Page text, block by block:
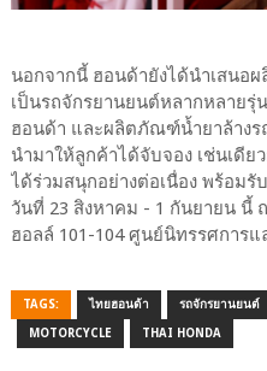
นอกจากนี้ ฮอนด้ายังได้นำเสนอ
เป็นรถจักรยานยนต์หลากหลาย
ฮอนด้า และผลิตภัณฑ์น้ำยาล้างร
นำมาให้ลูกค้าได้จับจอง เช่นเดี
ได้ร่วมสนุกอย่างต่อเนื่อง พร้อม
วันที่ 23 สิงหาคม - 1 กันยายน นี้
ฮอลล์ 101-104 ศูนย์นิทรรศการ
TAGS: ไทยฮอนด้า รถจักรยานยนต์
MOTORCYCLE THAI HONDA